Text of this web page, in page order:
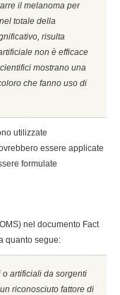
il melanoma per
totale della
risulta
non è efficace
mostrano una
che fanno uso di
utilizzate
essere applicate
formulate
nel documento Fact
quanto segue:
o artificiali da sorgenti
riconosciuto fattore di